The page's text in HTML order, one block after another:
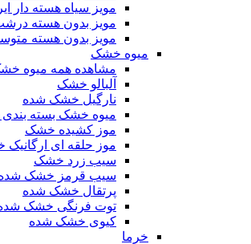
مویز سیاه هسته دار
مویز بدون هسته
مویز بدون هسته
میوه خشک
مشاهده همه میوه
آلبالو خشک
نارگیل خشک شده
میوه خشک بسته
موز کشیده خشک
موز حلقه ای
سیب زرد خشک
سیب قرمز خشک
پرتقال خشک شده
توت فرنگی خشک
کیوی خشک شده
خرما